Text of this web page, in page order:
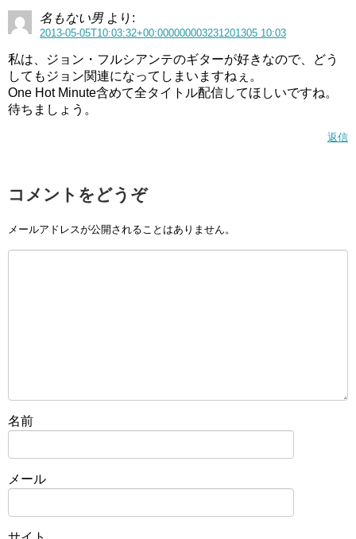
名もない男 より:
2013-05-05T10:03:32+00:000000003231201305 10:03
私は、ジョン・フルシアンテのギターが好きなので、どう
してもジョン関連になってしまいますねぇ。
One Hot Minute含めて全タイトル配信してほしいですね。
待ちましょう。
返信
コメントをどうぞ
メールアドレスが公開されることはありません。
名前
メール